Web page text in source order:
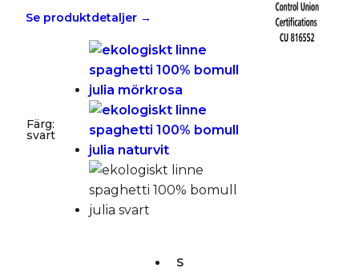
Se produktdetaljer →
Färg:
svart
S